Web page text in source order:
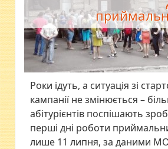
Роки ідуть, а ситуація зі
кампанії не змінюється –
абітурієнтів поспішають
перші дні роботи
лише 11 липня, за даними